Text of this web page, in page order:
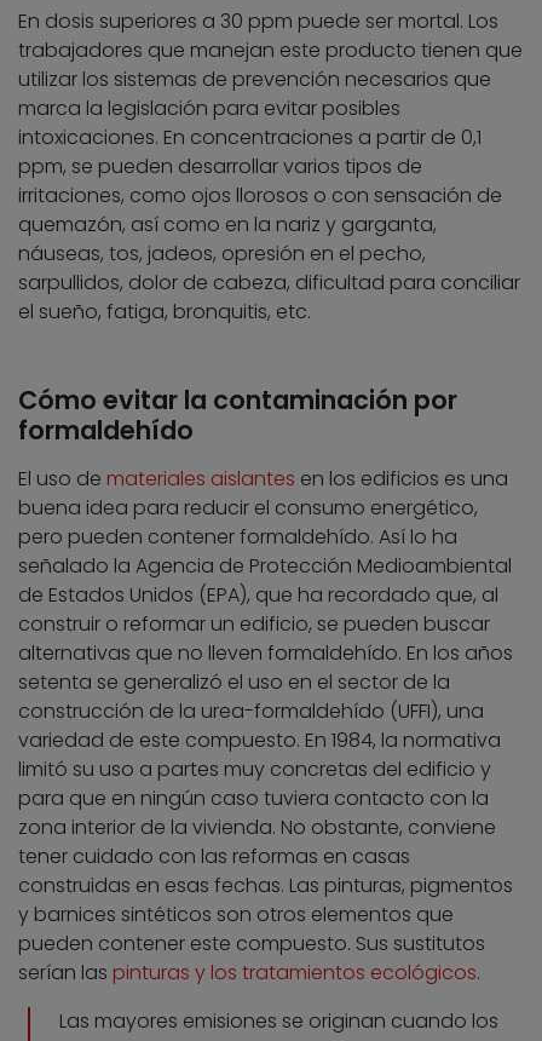
En dosis superiores a 30 ppm puede ser mortal. Los
trabajadores que manejan este producto tienen que
utilizar los sistemas de prevención necesarios que
marca la legislación para evitar posibles
intoxicaciones. En concentraciones a partir de 0,1
ppm, se pueden desarrollar varios tipos de
irritaciones, como ojos llorosos o con sensación de
quemazón, así como en la nariz y garganta,
náuseas, tos, jadeos, opresión en el pecho,
sarpullidos, dolor de cabeza, dificultad para conciliar
el sueño, fatiga, bronquitis, etc.
Cómo evitar la contaminación por
formaldehído
El uso de materiales aislantes en los edificios es una
buena idea para reducir el consumo energético,
pero pueden contener formaldehído. Así lo ha
señalado la Agencia de Protección Medioambiental
de Estados Unidos (EPA), que ha recordado que, al
construir o reformar un edificio, se pueden buscar
alternativas que no lleven formaldehído. En los años
setenta se generalizó el uso en el sector de la
construcción de la urea-formaldehído (UFFI), una
variedad de este compuesto. En 1984, la normativa
limitó su uso a partes muy concretas del edificio y
para que en ningún caso tuviera contacto con la
zona interior de la vivienda. No obstante, conviene
tener cuidado con las reformas en casas
construidas en esas fechas. Las pinturas, pigmentos
y barnices sintéticos son otros elementos que
pueden contener este compuesto. Sus sustitutos
serían las pinturas y los tratamientos ecológicos.
Las mayores emisiones se originan cuando los